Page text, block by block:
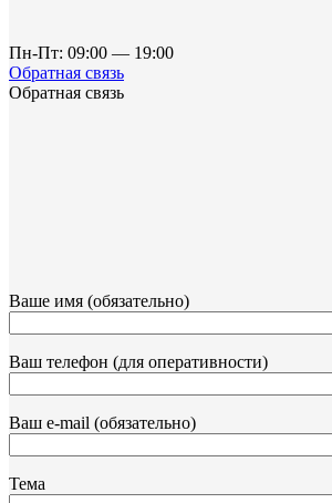
Пн-Пт: 09:00 — 19:00
Обратная связь
Обратная связь
Ваше имя (обязательно)
Ваш телефон (для оперативности)
Ваш e-mail (обязательно)
Тема